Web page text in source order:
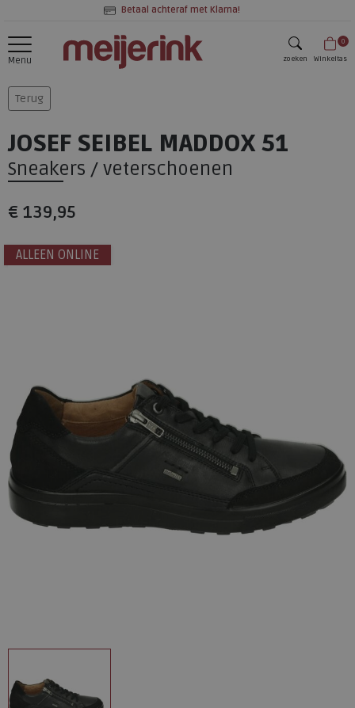
Betaal achteraf met Klarna!
Menu zoeken
0
Winkeltas
Terug
JOSEF SEIBEL MADDOX 51
Sneakers / veterschoenen
€ 139,95
ALLEEN ONLINE